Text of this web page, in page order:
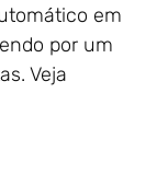
em
por um
Veja